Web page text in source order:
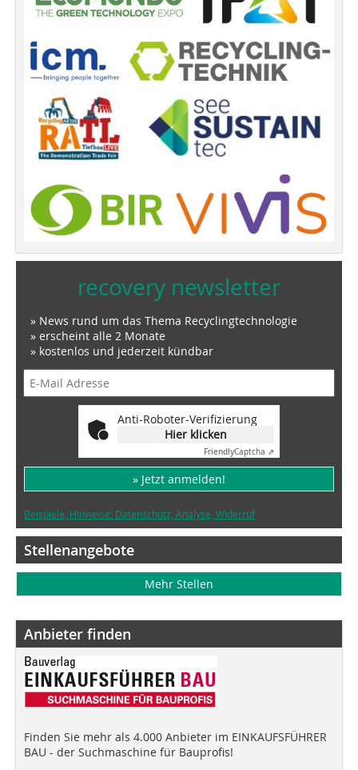
recovery newsletter
» News rund um das Thema Recyclingtechnologie
» erscheint alle 2 Monate
» kostenlos und jederzeit kündbar
Anti-Roboter-Verifizierung
Hier klicken
FriendlyCaptcha ⇗
» Jetzt anmelden!
Beispiele, Hinweise: Datenschutz, Analyse, Widerruf
Stellenangebote
Mehr Stellen
Anbieter finden
Finden Sie mehr als 4.000 Anbieter im EINKAUFSFÜHRER
BAU - der Suchmaschine für Bauprofis!